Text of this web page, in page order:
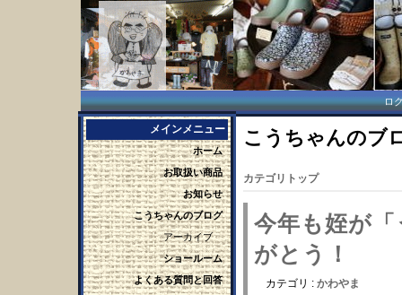
ロ
メインメニュー
ホーム
お取扱い商品
お知らせ
こうちゃんのブログ
アーカイブ
ショールーム
よくある質問と回答
こうちゃんのブ
カテゴリトップ
今年も姪が
がとう！
カテゴリ : かわやま